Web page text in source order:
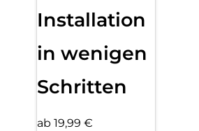
Installation
in wenigen
Schritten
ab 19,99 €